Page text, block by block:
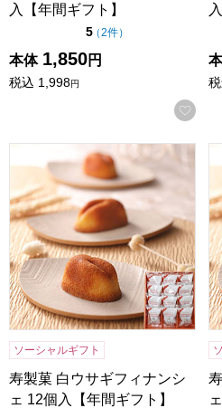
入【年間ギフト】
5点（5点満点中）
（2件の評価
）
本体 1,850円
税込 1,998円
お
寿製菓 白ウサギフィナンシェ
ソーシャルギフト
寿製菓 白ウサギフィナンシ
ェ 12個入【年間ギフト】